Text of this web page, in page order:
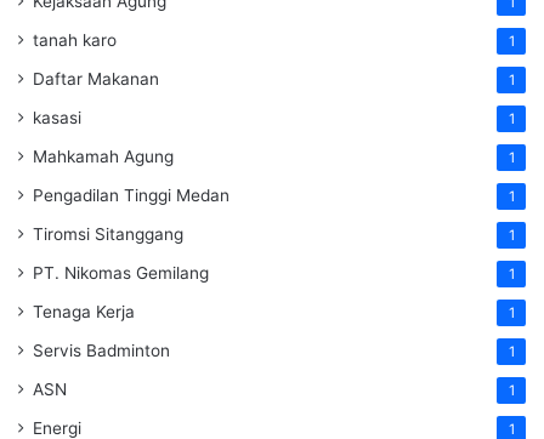
tanah karo 1
Daftar Makanan 1
kasasi 1
Mahkamah Agung 1
Pengadilan Tinggi Medan 1
Tiromsi Sitanggang 1
PT. Nikomas Gemilang 1
Tenaga Kerja 1
Servis Badminton 1
ASN 1
Energi 1